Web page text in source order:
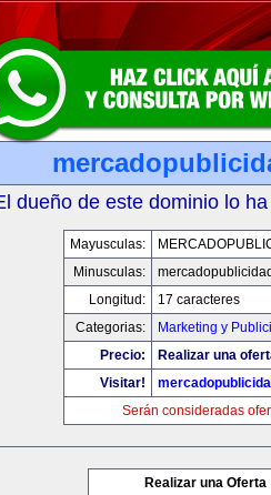
dueño de este dominio lo
Mayusculas:
Minusculas:
Longitud:
17 caracteres
Categorias:
Marketing y
Precio:
Realizar una
Visitar!
Serán consideradas
Realizar una Oferta